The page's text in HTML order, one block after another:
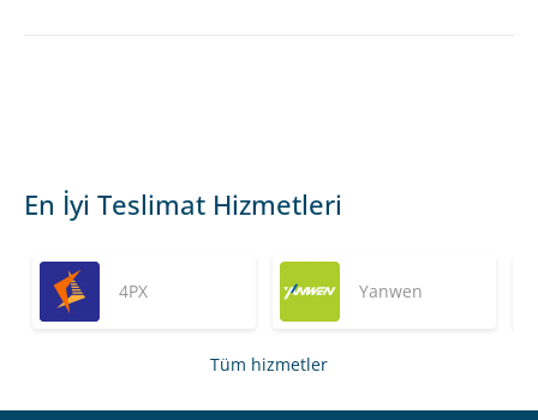
En İyi Teslimat Hizmetleri
4PX Yanwen
Tüm hizmetler